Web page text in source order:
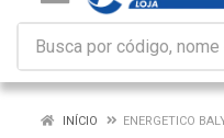
INÍCIO ENERGETICO